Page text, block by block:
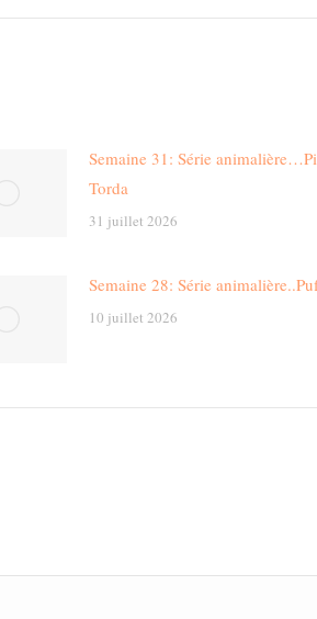
Semaine 31: Série
Torda
31 juillet 2026
Semaine 28: Série
10 juillet 2026